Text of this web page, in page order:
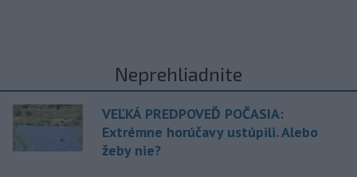
Neprehliadnite
VEĽKÁ PREDPOVEĎ POČASIA:
Extrémne horúčavy ustúpili. Alebo
žeby nie?